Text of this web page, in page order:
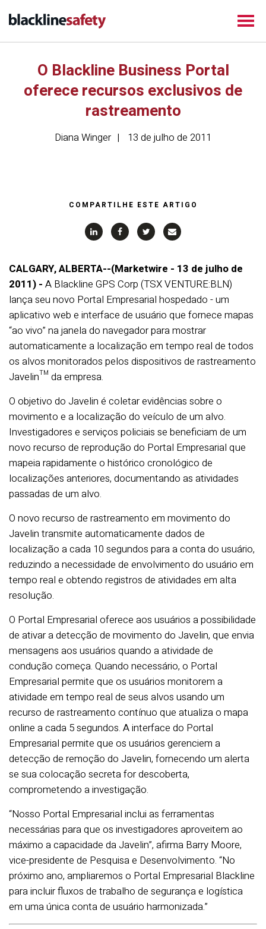
O Blackline Business Portal
oferece recursos exclusivos de
rastreamento
Diana Winger 13 de julho de 2011
COMPARTILHE ESTE ARTIGO
CALGARY, ALBERTA--(Marketwire - 13 de julho de
2011) - A Blackline GPS Corp (TSX VENTURE:BLN)
lança seu novo Portal Empresarial hospedado - um
aplicativo web e interface de usuário que fornece mapas
“ao vivo” na janela do navegador para mostrar
automaticamente a localização em tempo real de todos
os alvos monitorados pelos dispositivos de rastreamento
Javelin™ da empresa.
O objetivo do Javelin é coletar evidências sobre o
movimento e a localização do veículo de um alvo.
Investigadores e serviços policiais se beneficiam de um
novo recurso de reprodução do Portal Empresarial que
mapeia rapidamente o histórico cronológico de
localizações anteriores, documentando as atividades
passadas de um alvo.
O novo recurso de rastreamento em movimento do
Javelin transmite automaticamente dados de
localização a cada 10 segundos para a conta do usuário,
reduzindo a necessidade de envolvimento do usuário em
tempo real e obtendo registros de atividades em alta
resolução.
O Portal Empresarial oferece aos usuários a possibilidade
de ativar a detecção de movimento do Javelin, que envia
mensagens aos usuários quando a atividade de
condução começa. Quando necessário, o Portal
Empresarial permite que os usuários monitorem a
atividade em tempo real de seus alvos usando um
recurso de rastreamento contínuo que atualiza o mapa
online a cada 5 segundos. A interface do Portal
Empresarial permite que os usuários gerenciem a
detecção de remoção do Javelin, fornecendo um alerta
se sua colocação secreta for descoberta,
comprometendo a investigação.
“Nosso Portal Empresarial inclui as ferramentas
necessárias para que os investigadores aproveitem ao
máximo a capacidade da Javelin”, afirma Barry Moore,
vice-presidente de Pesquisa e Desenvolvimento. “No
próximo ano, ampliaremos o Portal Empresarial Blackline
para incluir fluxos de trabalho de segurança e logística
em uma única conta de usuário harmonizada.”